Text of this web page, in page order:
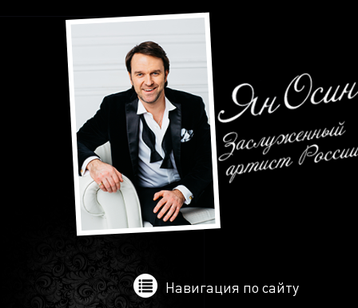
Навигация по сайту